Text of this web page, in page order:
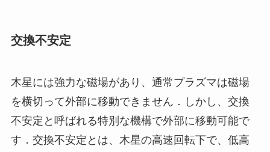
交換不安定
木星には強力な磁場があり、通常プラズマは磁場
を横切って外部に移動できません．しかし、交換
不安定と呼ばれる特別な機構で外部に移動可能で
す．交換不安定とは、木星の高速回転下で、低高